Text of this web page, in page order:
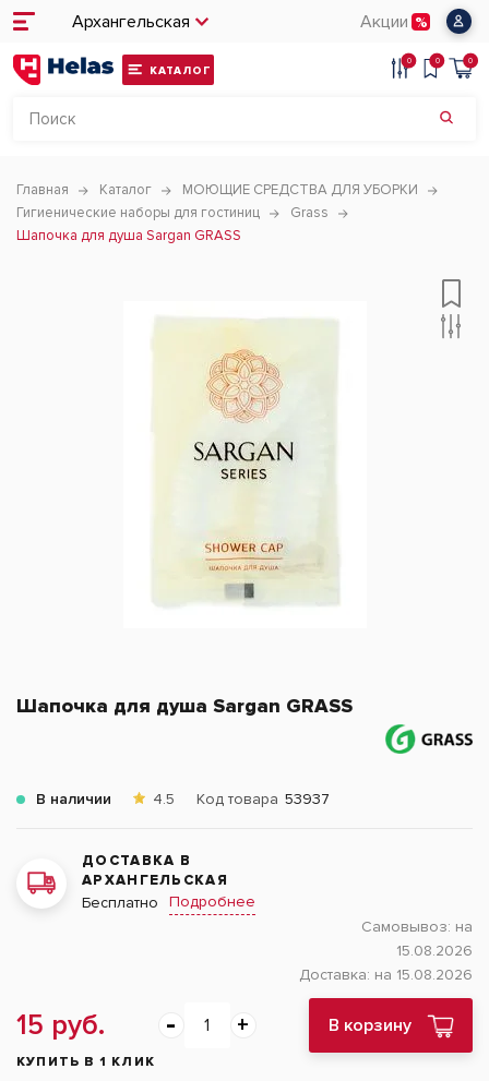
Архангельская Акции
КАТАЛОГ
0 0 0
Главная Каталог
МОЮЩИЕ СРЕДСТВА ДЛЯ УБОРКИ
Гигиенические наборы для гостиниц
Grass
Шапочка для душа Sargan GRASS
Шапочка для душа Sargan GRASS
В наличии 4.5 Код товара 53937
ДОСТАВКА В
АРХАНГЕЛЬСКАЯ
Бесплатно
Подробнее
Самовывоз: на
15.08.2026
Доставка: на 15.08.2026
15 руб. В корзину
КУПИТЬ В 1 КЛИК